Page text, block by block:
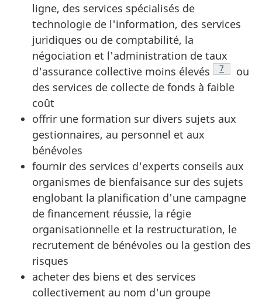
ligne, des services spécialisés de
technologie de l'information, des services
juridiques ou de comptabilité, la
négociation et l'administration de taux
d'assurance collective moins élevés
Note de
7
ou
des services de collecte de fonds à faible
coût
offrir une formation sur divers sujets aux
gestionnaires, au personnel et aux
bénévoles
fournir des services d'experts conseils aux
organismes de bienfaisance sur des sujets
englobant la planification d'une campagne
de financement réussie, la régie
organisationnelle et la restructuration, le
recrutement de bénévoles ou la gestion des
risques
acheter des biens et des services
collectivement au nom d'un groupe